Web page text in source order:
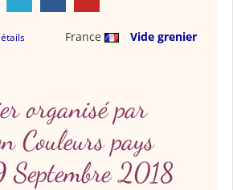
France
Vide grenier
organisé par
Couleurs pays
Septembre 2018